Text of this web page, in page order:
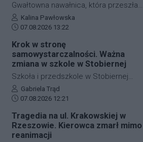
Gwałtowna nawałnica, która przeszła
nad Rzeszowem tuż po godzinie 12:00,
w kilka minut sparaliżowała ruch w
rwące potoki ulice, zalane wiadukty i
wybijające studzienki kanalizacyjne
odcięły od świata kluczowe arterie.
Podkarpaccy strażacy wyjeżdżali do
akcji już blisko 70 razy! Mamy dla Was
Autor artykułu:
Kalina Pawłowska
Data dodania artykułu:
07.08.2026 13:22
Krok w stronę
samowystarczalności. Ważna
zmiana w szkole w Stobiernej
Szkoła i przedszkole w Stobiernej
przejdą technologiczną transformację,
która znacząco wpłynie na budżet
Trzebownisko oficjalnie
przypieczętowała umowę z wykonawcą
Autor artykułu:
Gabriela Trąd
Data dodania artykułu:
07.08.2026 12:21
Tragedia na ul. Krakowskiej w
Rzeszowie. Kierowca zmarł mimo
reanimacji